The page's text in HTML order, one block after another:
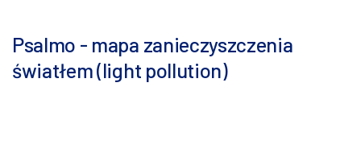
Psalmo - mapa zanieczyszczenia
światłem (light pollution)